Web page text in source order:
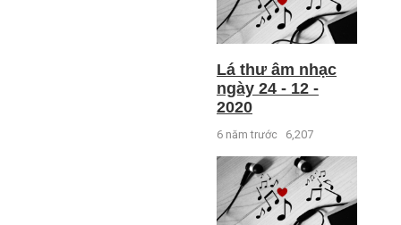
Lá thư âm nhạc
ngày 24 - 12 -
2020
6 năm trước 6,207